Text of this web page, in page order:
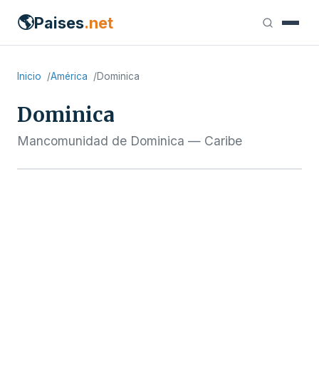
🌎Paises.net
Inicio América Dominica
Dominica
Mancomunidad de Dominica — Caribe